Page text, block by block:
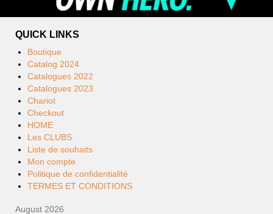
QUICK LINKS
Boutique
Catalog 2024
Catalogues 2022
Catalogues 2023
Chariot
Checkout
HOME
Les CLUBS
Liste de souhaits
Mon compte
Politique de confidentialité
TERMES ET CONDITIONS
August 2026